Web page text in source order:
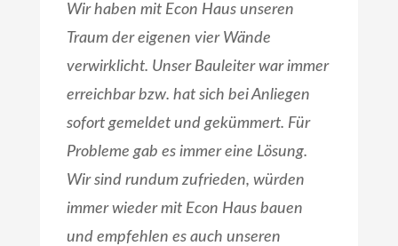
Wir haben mit Econ Haus unseren
Traum der eigenen vier Wände
verwirklicht. Unser Bauleiter war immer
erreichbar bzw. hat sich bei Anliegen
sofort gemeldet und gekümmert. Für
Probleme gab es immer eine Lösung.
Wir sind rundum zufrieden, würden
immer wieder mit Econ Haus bauen
und empfehlen es auch unseren